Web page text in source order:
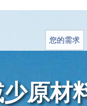
您的需求
原材